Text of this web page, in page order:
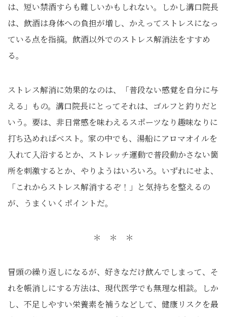
は、短い禁酒すらも難しいかもしれない。しかし溝口院長
は、飲酒は身体への負担が増し、かえってストレスになっ
ている点を指摘。飲酒以外でのストレス解消法をすすめ
る。
ストレス解消に効果的なのは、「普段ない感覚を自分に与
える」もの。溝口院長にとってそれは、ゴルフと釣りだと
いう。要は、非日常感を味わえるスポーツなり趣味なりに
打ち込めればベスト。家の中でも、湯船にアロマオイルを
入れて入浴するとか、ストレッチ運動で普段動かさない箇
所を刺激するとか、やりようはいろいろ。いずれにせよ、
「これからストレス解消するぞ！」と気持ちを整えるの
が、うまくいくポイントだ。
＊ ＊ ＊
冒頭の繰り返しになるが、好きなだけ飲んでしまって、そ
れを帳消しにする方法は、現代医学でも無理な相談。しか
し、不足しやすい栄養素を補うなどして、健康リスクを最